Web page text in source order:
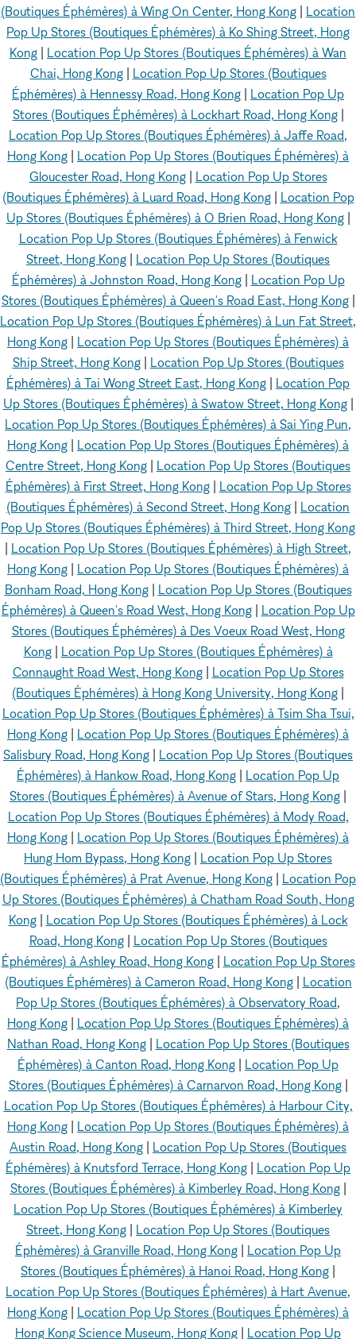
(Boutiques Éphémères) à Wing On Center, Hong Kong
Location
Pop Up Stores (Boutiques Éphémères) à Ko Shing Street, Hong
Kong
Location Pop Up Stores (Boutiques Éphémères) à Wan
Chai, Hong Kong| Location Pop Up Stores (Boutiques
Éphémères) à Hennessy Road, Hong Kong
Location Pop Up
Stores (Boutiques Éphémères) à Lockhart Road, Hong Kong|
Location Pop Up Stores (Boutiques Éphémères) à Jaffe Road,
Hong Kong
Location Pop Up Stores (Boutiques Éphémères) à
Gloucester Road, Hong Kong| Location Pop Up Stores
(Boutiques Éphémères) à Luard Road, Hong Kong| Location Pop
Up Stores (Boutiques Éphémères) à O Brien Road, Hong Kong|
Location Pop Up Stores (Boutiques Éphémères) à Fenwick
Street, Hong Kong
Location Pop Up Stores (Boutiques
Éphémères) à Johnston Road, Hong Kong| Location Pop Up
Stores (Boutiques Éphémères) à Queen's Road East, Hong Kong|
Location Pop Up Stores (Boutiques Éphémères) à Lun Fat Street,
Hong Kong
Location Pop Up Stores (Boutiques Éphémères) à
Ship Street, Hong Kong| Location Pop Up Stores (Boutiques
Éphémères) à Tai Wong Street East, Hong Kong
Location Pop
Up Stores (Boutiques Éphémères) à Swatow Street, Hong Kong|
Location Pop Up Stores (Boutiques Éphémères) à Sai Ying Pun,
Hong Kong
Location Pop Up Stores (Boutiques Éphémères) à
Centre Street, Hong Kong
Location Pop Up Stores (Boutiques
Éphémères) à First Street, Hong Kong| Location Pop Up Stores
(Boutiques Éphémères) à Second Street, Hong Kong
Location
Pop Up Stores (Boutiques Éphémères) à Third Street, Hong Kong
Location Pop Up Stores (Boutiques Éphémères) à High Street,
Hong Kong
Location Pop Up Stores (Boutiques Éphémères) à
Bonham Road, Hong Kong| Location Pop Up Stores (Boutiques
Éphémères) à Queen's Road West, Hong Kong| Location Pop Up
Stores (Boutiques Éphémères) à Des Voeux Road West, Hong
Kong| Location Pop Up Stores (Boutiques Éphémères) à
Connaught Road West, Hong Kong| Location Pop Up Stores
(Boutiques Éphémères) à Hong Kong University, Hong Kong
Location Pop Up Stores (Boutiques Éphémères) à Tsim Sha Tsui,
Hong Kong
Location Pop Up Stores (Boutiques Éphémères) à
Salisbury Road, Hong Kong
Location Pop Up Stores (Boutiques
Éphémères) à Hankow Road, Hong Kong
Location Pop Up
Stores (Boutiques Éphémères) à Avenue of Stars, Hong Kong
Location Pop Up Stores (Boutiques Éphémères) à Mody Road,
Hong Kong
Location Pop Up Stores (Boutiques Éphémères) à
Hung Hom Bypass, Hong Kong
Location Pop Up Stores
(Boutiques Éphémères) à Prat Avenue, Hong Kong
Location Pop
Up Stores (Boutiques Éphémères) à Chatham Road South, Hong
Kong| Location Pop Up Stores (Boutiques Éphémères) à Lock
Road, Hong Kong| Location Pop Up Stores (Boutiques
Éphémères) à Ashley Road, Hong Kong| Location Pop Up Stores
(Boutiques Éphémères) à Cameron Road, Hong Kong| Location
Pop Up Stores (Boutiques Éphémères) à Observatory Road,
Hong Kong
Location Pop Up Stores (Boutiques Éphémères) à
Nathan Road, Hong Kong| Location Pop Up Stores (Boutiques
Éphémères) à Canton Road, Hong Kong
Location Pop Up
Stores (Boutiques Éphémères) à Carnarvon Road, Hong Kong|
Location Pop Up Stores (Boutiques Éphémères) à Harbour City,
Hong Kong
Location Pop Up Stores (Boutiques Éphémères) à
Austin Road, Hong Kong
Location Pop Up Stores (Boutiques
Éphémères) à Knutsford Terrace, Hong Kong
Location Pop Up
Stores (Boutiques Éphémères) à Kimberley Road, Hong Kong|
Location Pop Up Stores (Boutiques Éphémères) à Kimberley
Street, Hong Kong
Location Pop Up Stores (Boutiques
Éphémères) à Granville Road, Hong Kong
Location Pop Up
Stores (Boutiques Éphémères) à Hanoi Road, Hong Kong
Location Pop Up Stores (Boutiques Éphémères) à Hart Avenue,
Hong Kong
Location Pop Up Stores (Boutiques Éphémères) à
Hong Kong Science Museum, Hong Kong
Location Pop Up